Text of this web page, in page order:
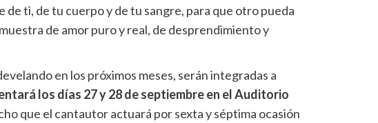
ti, de tu cuerpo y de tu sangre, para que otro pueda
de amor puro y real, de desprendimiento y
en los próximos meses, serán integradas a
los días 27 y 28 de septiembre en el Auditorio
que el cantautor actuará por sexta y séptima ocasión